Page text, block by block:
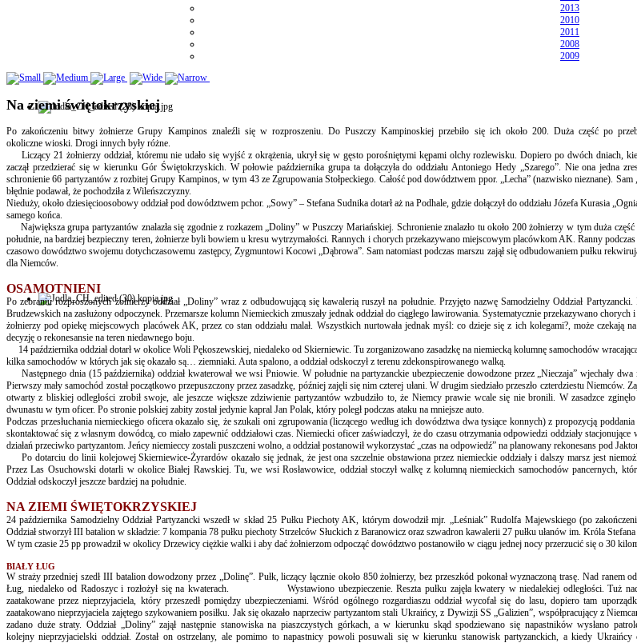
2013
2010
2011
2008
2009
Na ziemi świętokrzyskiej
Po zakończeniu bitwy żołnierze Grupy Kampinos znaleźli się w rozproszeniu. Do Puszczy Kampinoskiej przebiło się ich około 200. Duża część po
okoliczne wioski. Drogi innych były różne.
Liczący 21 żołnierzy oddział, któremu nie udało się wyjść z okrążenia, ukrył się w gęsto porośniętymi kępami olchy rozlewisku. Dopiero po dwóch dniach,
zaczął przedzierać się w kierunku Gór Świętokrzyskich. W połowie października grupa ta dołączyła do oddziału Antoniego Hedy „Szarego”. Nie ona jedna
schronienie 66 partyzantów z rozbitej Grupy Kampinos, w tym 43 ze Zgrupowania Stołpeckiego. Całość pod dowództwem ppor. „Lecha” (nazwisko nieznane). Sam
błędnie podawał, że pochodziła z Wileńszczyzny.
Nieduży, około dziesięcioosobowy oddział pod dowództwem pchor. „Sowy” – Stefana Sudnika dotarł aż na Podhale, gdzie dołączył do oddziału Józefa Kurasia
samego końca.
Największa grupa partyzantów znalazła się zgodnie z rozkazem „Doliny” w Puszczy Mariańskiej. Schronienie znalazło tu około 200 żołnierzy w tym duża część
południe, na bardziej bezpieczny teren, żołnierze byli bowiem u kresu wytrzymałości. Rannych i chorych przekazywano miejscowym placówkom AK. Ranny
czasowo dowództwo swojemu dotychczasowemu zastępcy, Zygmuntowi Kocowi „Dąbrowa”. Sam natomiast podczas marszu zajął się odbudowaniem pułku
dla Niemców.
OSAMOTNIENI
Po zebraniu rozproszonych żołnierzy oddział „Doliny” wraz z odbudowującą się kawalerią ruszył na południe. Przyjęto nazwę Samodzielny Oddział
Brudzewskich na zasłużony odpoczynek. Przemarsze kolumn Niemieckich zmuszały jednak oddział do ciągłego lawirowania. Systematycznie przekazywano chorych
żołnierzy pod opiekę miejscowych placówek AK, przez co stan oddziału malał. Wszystkich nurtowała jednak myśl: co dzieje się z ich kolegami?, może czekają
decyzję o rekonesansie na teren niedawnego boju.
14 października oddział dotarł w okolice Woli Pękoszewskiej, niedaleko od Skierniewic. Tu zorganizowano zasadzkę na niemiecką kolumnę samochodów
kilka samochodów w których jak się okazało są… ziemniaki. Auta spalono, a oddział odskoczył z terenu zdekonspirowanego walką.
Następnego dnia (15 października) oddział kwaterował we wsi Pniowie. W południe na partyzanckie ubezpieczenie dowodzone przez „Nieczaja” wjechały dwa
Pierwszy mały samochód został początkowo przepuszczony przez zasadzkę, później zajęli się nim czterej ułani. W drugim siedziało przeszło czterdziestu Niemców.
otwarty z bliskiej odległości zrobił swoje, ale jeszcze większe zdziwienie partyzantów wzbudziło to, że Niemcy prawie wcale się nie bronili. W zasadzce
dwunastu w tym oficer. Po stronie polskiej zabity został jedynie kapral Jan Polak, który poległ podczas ataku na mniejsze auto.
Podczas przesłuchania niemieckiego oficera okazało się, że szukali oni zgrupowania (liczącego według ich dowództwa dwa tysiące konnych) z propozycją
skontaktować się z własnym dowódcą, co miało zapewnić oddziałowi czas. Niemiecki oficer zaświadczył, że do czasu otrzymania odpowiedzi oddziały
działań przeciwko partyzantom. Jeńcy niemieccy zostali puszczeni wolno, a oddział postanowił wykorzystać „czas na odpowiedź” na planowany rekonesans pod
Po dotarciu do linii kolejowej Skierniewice-Żyrardów okazało się jednak, że jest ona szczelnie obstawiona przez niemieckie oddziały i dalszy marsz jest
Przez Las Osuchowski dotarli w okolice Białej Rawskiej. Tu, we wsi Rosławowice, oddział stoczył walkę z kolumną niemieckich samochodów pancernych,
Oddział odskoczył jeszcze bardziej na południe.
NA ZIEMI ŚWIĘTOKRZYSKIEJ
24 października Samodzielny Oddział Partyzancki wszedł w skład 25 Pułku Piechoty AK, którym dowodził mjr. „Leśniak” Rudolfa Majewskiego (po
Oddział stworzył III batalion w składzie: 7 kompania 78 pułku piechoty Strzelców Słuckich z Baranowicz oraz szwadron kawalerii 27 pułku ułanów im. Króla
W tym czasie 25 pp prowadził w okolicy Drzewicy ciężkie walki i aby dać żołnierzom odpocząć dowództwo postanowiło w ciągu jednej nocy przerzucić się o 30
BIAŁY ŁUG
W straży przedniej szedł III batalion dowodzony przez „Dolinę”. Pułk, liczący łącznie około 850 żołnierzy, bez przeszkód pokonał wyznaczoną trasę. Nad ranem
Ług, niedaleko od Radoszyc i rozłożył się na kwaterach. Wystawiono ubezpieczenie. Reszta pułku zajęła kwatery w niedalekiej odległości. Tuż nad
zaatakowane przez nieprzyjaciela, który przeszedł pomiędzy ubezpieczeniami. Wśród ogólnego rozgardiaszu oddział wycofał się do lasu, dopiero tam
zaatakowano nieprzyjaciela zajętego szykowaniem posiłku. Jak się okazało naprzeciw partyzantom stali Ukraińcy, z Dywizji SS „Galizien”, współpracujący z
zadano duże straty. Oddział „Doliny” zajął następnie stanowiska na piaszczystych górkach, a w kierunku skąd spodziewano się napastników wysłano
kolejny nieprzyjacielski oddział. Został on ostrzelany, ale pomimo to napastnicy powoli posuwali się w kierunku stanowisk partyzanckich, a kiedy